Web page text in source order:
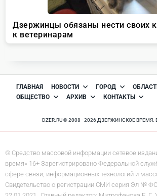
ГЛАВНАЯ НОВОСТИ ГОРОД
ОБЩЕСТВО
АРХИВ КОНТАКТЫ
DZER.RU © 2008 - 2026 ДЗЕРЖИНСКОЕ
© Средство массовой информации сетевое
время» 16+ Зарегистрировано Федеральной
сфере связи, информационных технологий и
Свидетельство о регистрации СМИ серия Эл №